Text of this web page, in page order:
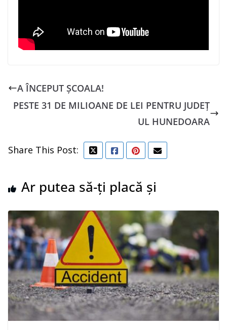
A ÎNCEPUT ȘCOALA!
PESTE 31 DE MILIOANE DE LEI PENTRU JUDEȚ
UL HUNEDOARA
Share This Post:
Ar putea să-ți placă și